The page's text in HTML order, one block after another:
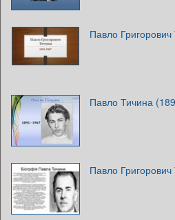
Павло
Павло Тичина
Павло